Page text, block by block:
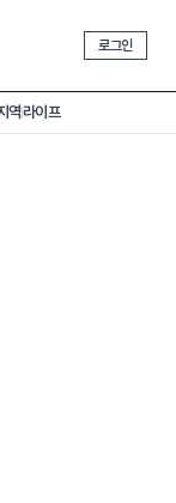
로그인
역라이프